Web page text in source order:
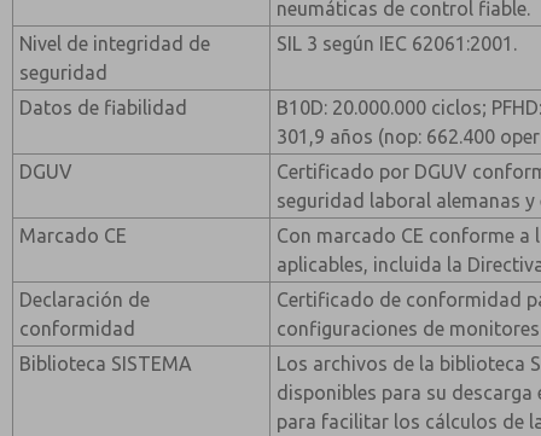
neumáticas de control fiable.
Nivel de integridad de
seguridad
SIL 3 según IEC 62061:2001.
Datos de fiabilidad
B10D: 20.000.000 ciclos;
301,9 años (nop: 662.400
DGUV
Certificado por DGUV
seguridad laboral alemanas y
Marcado CE
Con marcado CE conforme a
aplicables, incluida la
Declaración de
conformidad
Certificado de conformidad
configuraciones de monitores
Biblioteca SISTEMA
Los archivos de la biblioteca
disponibles para su
para facilitar los cálculos de